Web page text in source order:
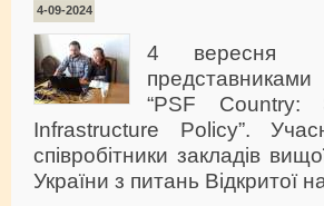
4-09-2024
4 вересня
“PSF
Infrastructure Policy”.
співробітники закладів
України з питань Відкритої